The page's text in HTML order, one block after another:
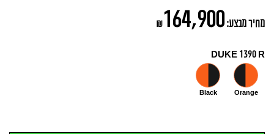
מחיר מבצע: ₪164,900
DUKE 1390 R
Orange
Black